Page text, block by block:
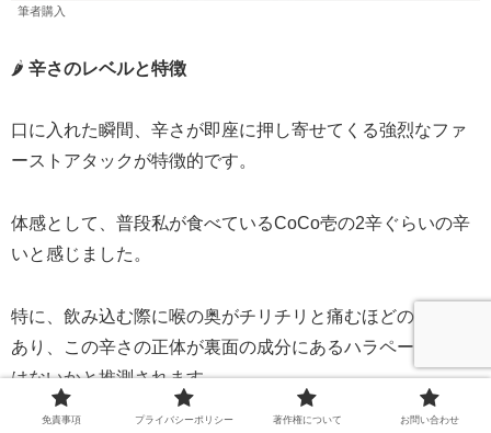
筆者購入
🌶️ 辛さのレベルと特徴
口に入れた瞬間、辛さが即座に押し寄せてくる強烈なファ
ーストアタックが特徴的です。
体感として、普段私が食べているCoCo壱の2辛ぐらいの辛
いと感じました。
特に、飲み込む際に喉の奥がチリチリと痛むほどの刺激が
あり、この辛さの正体が裏面の成分にあるハラペーニョで
はないかと推測されます。
免責事項 プライバシーポリシー 著作権について お問い合わせ